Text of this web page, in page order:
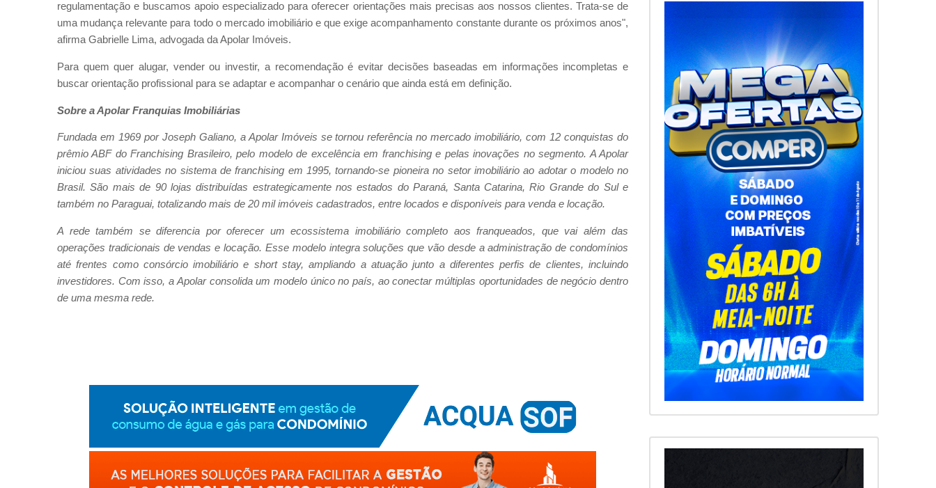
regulamentação e buscamos apoio especializado para oferecer orientações mais precisas aos nossos clientes. Trata-se de
uma mudança relevante para todo o mercado imobiliário e que exige acompanhamento constante durante os próximos anos",
afirma Gabrielle Lima, advogada da Apolar Imóveis.
Para quem quer alugar, vender ou investir, a recomendação é evitar decisões baseadas em informações incompletas e
buscar orientação profissional para se adaptar e acompanhar o cenário que ainda está em definição.
Sobre a Apolar Franquias Imobiliárias
Fundada em 1969 por Joseph Galiano, a Apolar Imóveis se tornou referência no mercado imobiliário, com 12 conquistas do
prêmio ABF do Franchising Brasileiro, pelo modelo de excelência em franchising e pelas inovações no segmento. A Apolar
iniciou suas atividades no sistema de franchising em 1995, tornando-se pioneira no setor imobiliário ao adotar o modelo no
Brasil. São mais de 90 lojas distribuídas estrategicamente nos estados do Paraná, Santa Catarina, Rio Grande do Sul e
também no Paraguai, totalizando mais de 20 mil imóveis cadastrados, entre locados e disponíveis para venda e locação.
A rede também se diferencia por oferecer um ecossistema imobiliário completo aos franqueados, que vai além das
operações tradicionais de vendas e locação. Esse modelo integra soluções que vão desde a administração de condomínios
até frentes como consórcio imobiliário e short stay, ampliando a atuação junto a diferentes perfis de clientes, incluindo
investidores. Com isso, a Apolar consolida um modelo único no país, ao conectar múltiplas oportunidades de negócio dentro
de uma mesma rede.